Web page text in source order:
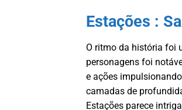
Estações :
O ritmo da história foi
personagens foi
e ações
camadas de
Estações parece